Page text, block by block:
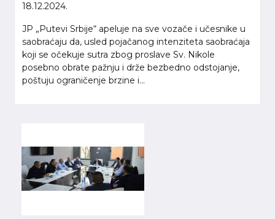
18.12.2024.
JP „Putevi Srbije“ apeluje na sve vozače i učesnike u
saobraćaju da, usled pojačanog intenziteta saobraćaja
koji se očekuje sutra zbog proslave Sv. Nikole
posebno obrate pažnju i drže bezbedno odstojanje,
poštuju ograničenje brzine i...